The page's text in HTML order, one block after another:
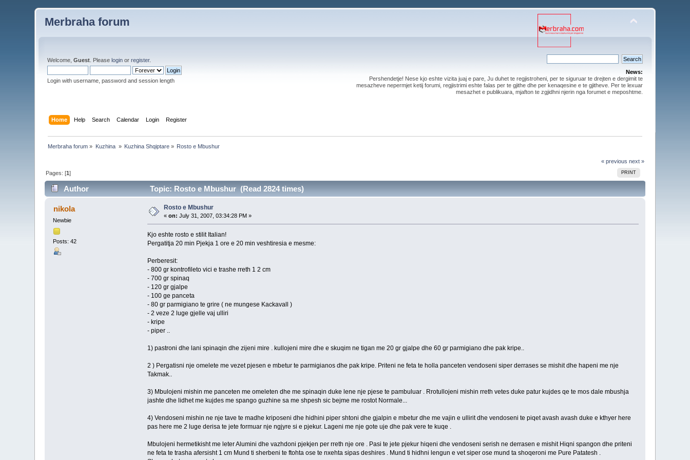
Merbraha forum
Welcome,Guest . Pleaselogin orregister.
Login with username, password and session length
News:
Pershendetje! Nese kjo eshte vizita juaj e pare, Ju duhet te regjistroheni, per te siguruar te drejten e dergimit te
mesazheve nepermjet ketij forumi, regjistrimi eshte falas per te gjithe dhe per kenaqesine e te gjitheve. Per te lexuar
mesazhet e publikuara, mjafton te zgjidhni njerin nga forumet e meposhtme.
Home Help Search Calendar Login Register
Merbraha forum » Kuzhina » Kuzhina Shqiptare » Rosto e Mbushur
« previous next »
PRINT
Pages: [1]
Author Topic: Rosto e Mbushur (Read 2824 times)
nikola
Newbie
Posts: 42
Rosto e Mbushur
«on: July 31, 2007, 03:34:28 PM »
Kjo eshte rosto e stilit Italian!
Pergatitja 20 min Pjekja 1 ore e 20 min veshtiresia e mesme:
Perberesit:
- 800 gr kontrofileto vici e trashe rreth 1 2 cm
- 700 gr spinaq
- 120 gr gjalpe
- 100 ge panceta
- 80 gr parmigiano te grire ( ne mungese Kackavall )
- 2 veze 2 luge gjelle vaj ulliri
- kripe
- piper ..
1) pastroni dhe lani spinaqin dhe zijeni mire . kullojeni mire dhe e skuqim ne tigan me 20 gr gjalpe dhe 60 gr parmigiano dhe pak kripe..
2 ) Pergatisni nje omelete me vezet pjesen e mbetur te parmigianos dhe pak kripe. Priteni ne feta te holla panceten vendoseni siper derrases se mishit dhe hapeni me nje
Takmak..
3) Mbulojeni mishin me panceten me omeleten dhe me spinaqin duke lene nje pjese te pambuluar . Rrotullojeni mishin rreth vetes duke patur kujdes qe te mos dale mbushja
jashte dhe lidhet me kujdes me spango guzhine sa me shpesh sic bejme me rostot Normale...
4) Vendoseni mishin ne nje tave te madhe kriposeni dhe hidhini piper shtoni dhe gjalpin e mbetur dhe me vajin e ullirit dhe vendoseni te piqet avash avash duke e kthyer here
pas here me 2 luge derisa te jete formuar nje ngjyre si e pjekur. Lageni me nje gote uje dhe pak vere te kuqe .
Mbulojeni hermetikisht me leter Alumini dhe vazhdoni pjekjen per rreth nje ore . Pasi te jete pjekur hiqeni dhe vendoseni serish ne derrasen e mishit Hiqni spangon dhe priteni
ne feta te trasha afersisht 1 cm Mund ti sherbeni te ftohta ose te nxehta sipas deshires . Mund ti hidhni lengun e vet siper ose mund ta shoqeroni me Pure Patatesh .